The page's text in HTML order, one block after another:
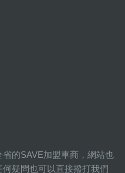
的SAVE加盟車商，網站也
疑問也可以直接撥打我們